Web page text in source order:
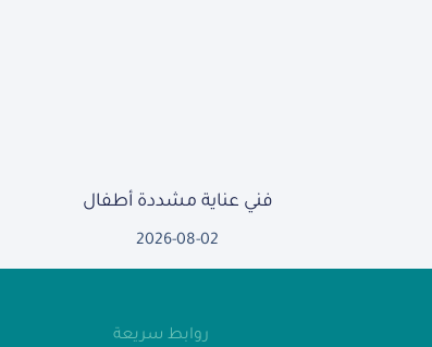
فني عناية مشددة أطفال
2026-08-02
روابط سريعة